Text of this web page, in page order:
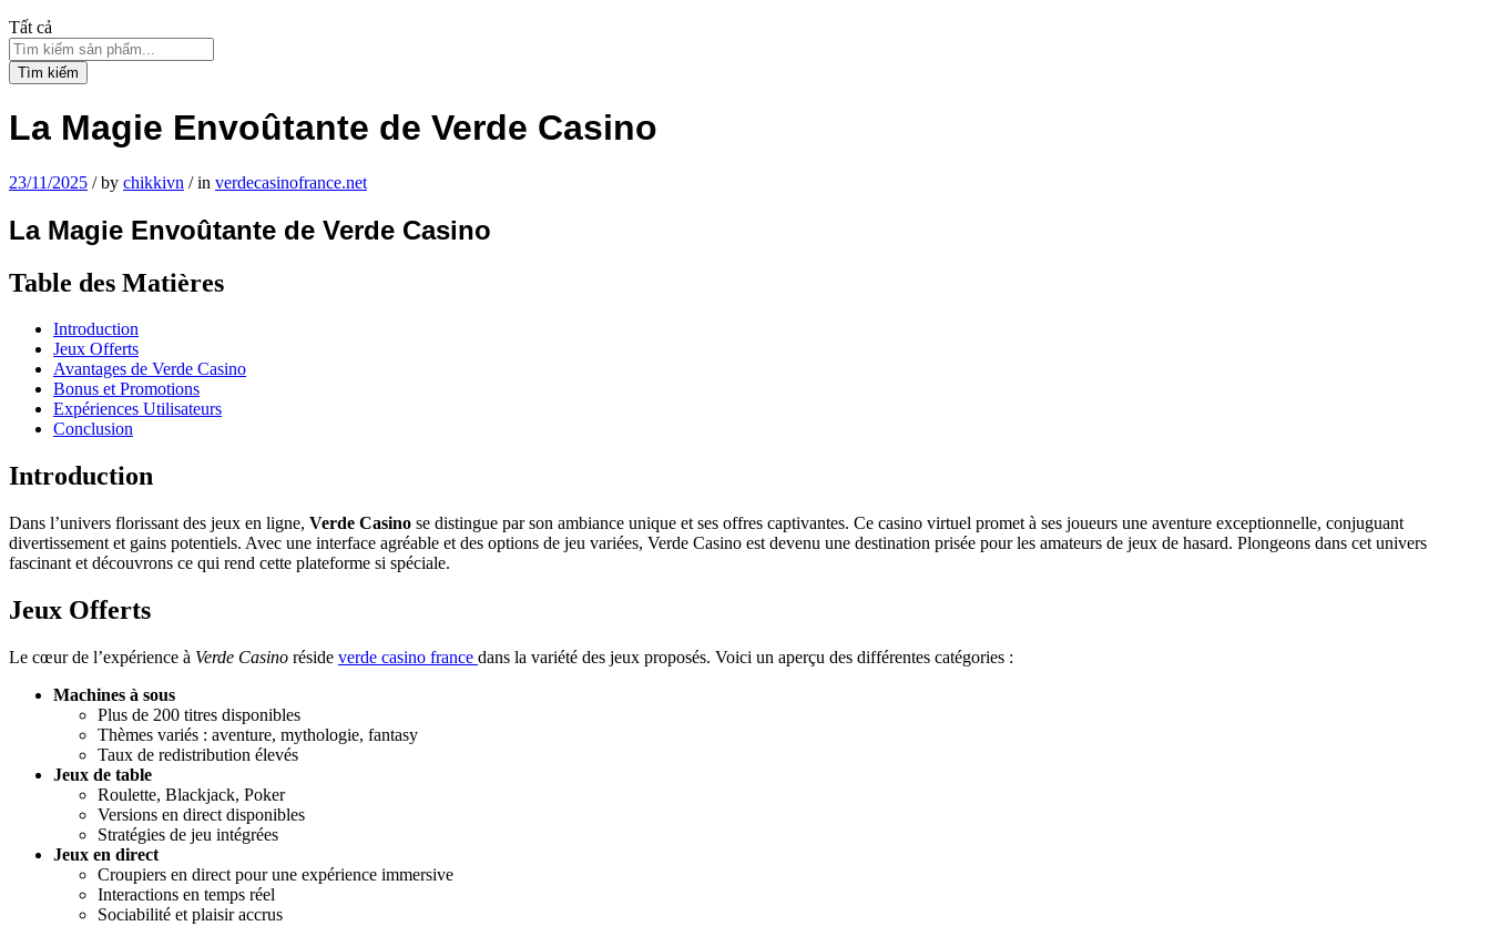
Tất cả
Tìm kiếm
La Magie Envoûtante de Verde Casino
23/11/2025 /by chikkivn /in verdecasinofrance.net
La Magie Envoûtante de Verde Casino
Table des Matières
Introduction
Jeux Offerts
Avantages de Verde Casino
Bonus et Promotions
Expériences Utilisateurs
Conclusion
Introduction
Dans l’univers florissant des jeux en ligne, Verde Casino se distingue par son ambiance unique et ses offres captivantes. Ce casino virtuel promet à ses joueurs une aventure exceptionnelle, conjuguant
divertissement et gains potentiels. Avec une interface agréable et des options de jeu variées, Verde Casino est devenu une destination prisée pour les amateurs de jeux de hasard. Plongeons dans cet univers
fascinant et découvrons ce qui rend cette plateforme si spéciale.
Jeux Offerts
Le cœur de l’expérience à Verde Casino réside verde casino france dans la variété des jeux proposés. Voici un aperçu des différentes catégories :
Machines à sous
Plus de 200 titres disponibles
Thèmes variés : aventure, mythologie, fantasy
Taux de redistribution élevés
Jeux de table
Roulette, Blackjack, Poker
Versions en direct disponibles
Stratégies de jeu intégrées
Jeux en direct
Croupiers en direct pour une expérience immersive
Interactions en temps réel
Sociabilité et plaisir accrus